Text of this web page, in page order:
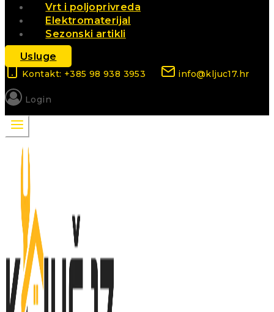
Vrt i poljoprivreda
Elektromaterijal
Sezonski artikli
Usluge
Kontakt: +385 98 938 3953 info@kljuc17.hr
Login